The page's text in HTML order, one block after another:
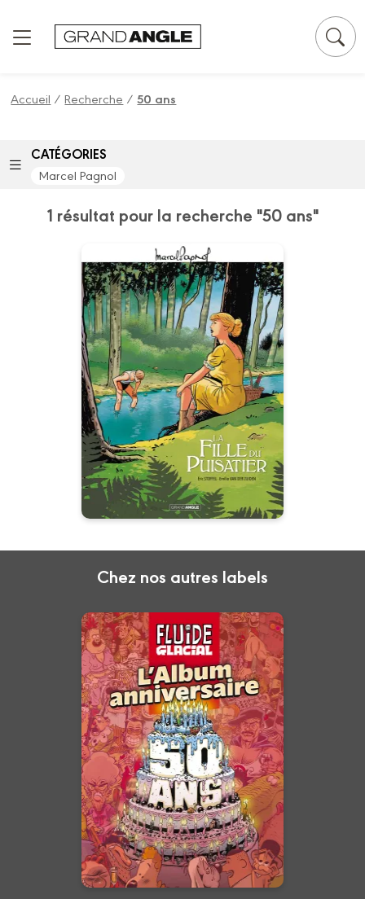
Accueil /Recherche /50 ans
CATÉGORIES
Marcel Pagnol
1 résultat pour la recherche "50 ans"
M. Pagnol en BD :
La Fille du
puisatier -
Histoire complète
Date de parution :
28/08/2024
C’est pas une fille, c’est un
trésor que le bon Dieu m’a
donné.
Chez nos autres labels
Fluide Glacial -
L'album
anniversaire des
50 ans
Date de parution :
22/10/2025
Pour célébrer un demi-siècle
d’Umour et Bandessinées, Fluide
Glacial a imaginé une
déformation de l’espace-temps
de l’univers du magazine.
En voir +